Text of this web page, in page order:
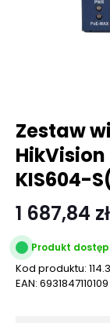
Zestaw
KIS604-
1 687,84 zł
Produkt
Kod produktu:
EAN: 6931847110109